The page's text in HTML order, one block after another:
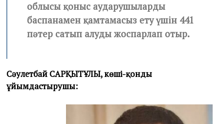
облысы қоныс аударушыларды
баспанамен қамтамасыз ету үшін 441
пәтер сатып алуды жоспарлап отыр.
Сәулетбай САРҚЫТҰЛЫ, көші-қонды
ұйымдастырушы: